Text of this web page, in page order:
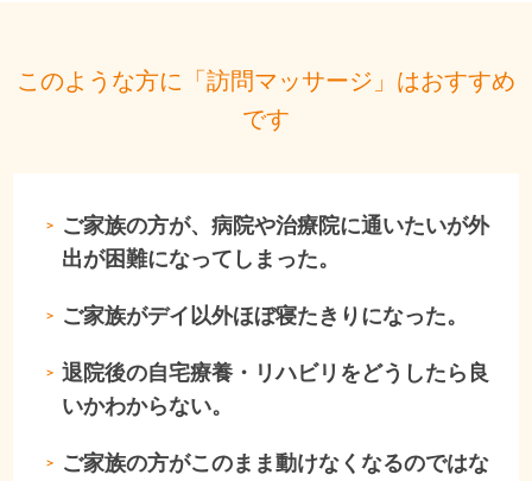
このような方に「訪問マッサージ」はおすすめ
です
＞
ご家族の方が、病院や治療院に通いたいが外
出が困難になってしまった。
＞ ご家族がデイ以外ほぼ寝たきりになった。
＞
退院後の自宅療養・リハビリをどうしたら良
いかわからない。
＞
ご家族の方がこのまま動けなくなるのではな